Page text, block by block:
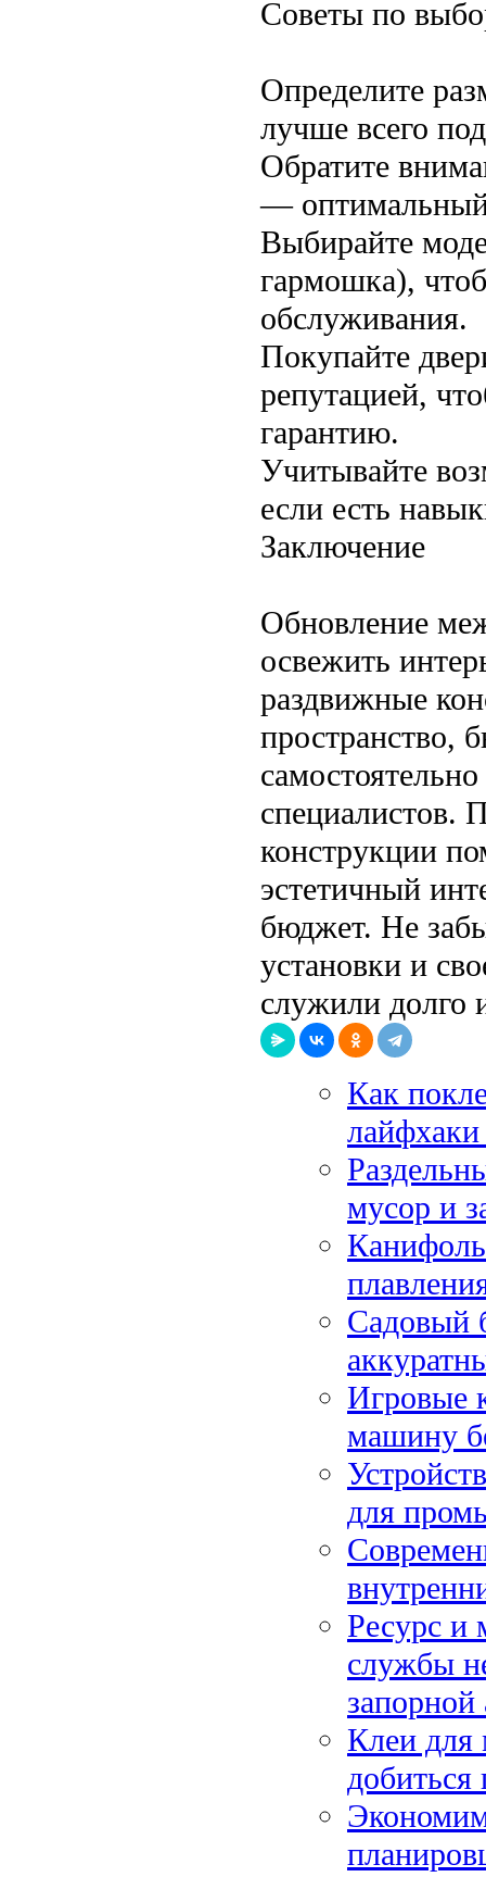
Советы по
Определите
лучше всего
Обратите
— оптимальный
Выбирайте
гармошка),
обслуживания.
Покупайте
репутацией,
гарантию.
Учитывайте
если есть
Заключение
Обновление
освежить
раздвижные
пространство,
специалистов.
конструкции
эстетичный
бюджет. Не
установки и
служили долго
Как
мусор и
Садовый
Игровые
машину
для
Ресурс и
службы
Клеи для
добиться